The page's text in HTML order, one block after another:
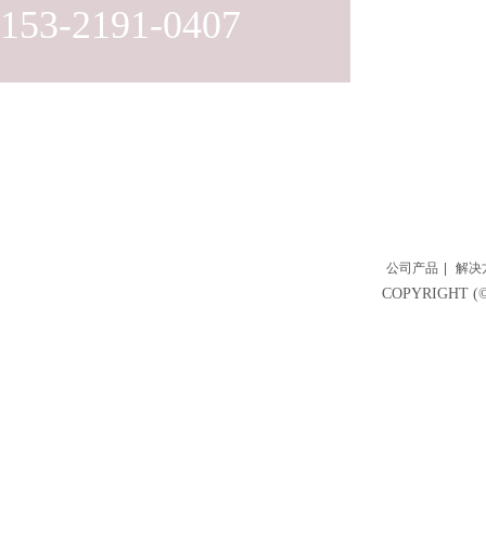
153-2191-0407
公司产品 解决
COPYRIGHT